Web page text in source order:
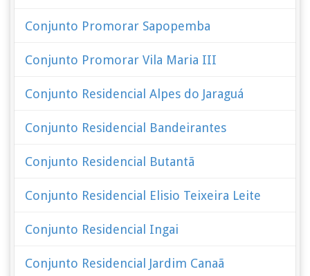
Conjunto Promorar Sapopemba
Conjunto Promorar Vila Maria III
Conjunto Residencial Alpes do Jaraguá
Conjunto Residencial Bandeirantes
Conjunto Residencial Butantã
Conjunto Residencial Elisio Teixeira Leite
Conjunto Residencial Ingai
Conjunto Residencial Jardim Canaã